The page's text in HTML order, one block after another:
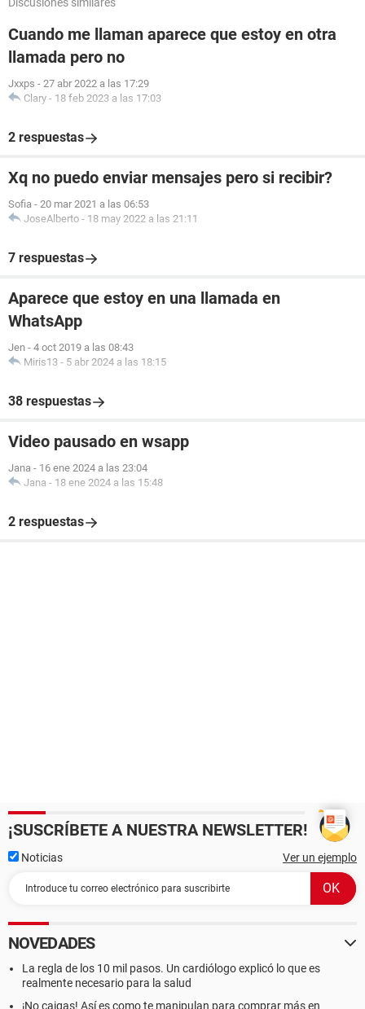
Cuando me llaman aparece que estoy en otra
llamada pero no
Jxxps - 27 abr 2022 a las 17:29
Clary - 18 feb 2023 a las 17:03
2 respuestas
Xq no puedo enviar mensajes pero si recibir?
Sofia - 20 mar 2021 a las 06:53
JoseAlberto - 18 may 2022 a las 21:11
7 respuestas
Aparece que estoy en una llamada en
WhatsApp
Jen - 4 oct 2019 a las 08:43
Miris13 - 5 abr 2024 a las 18:15
38 respuestas
Video pausado en wsapp
Jana - 16 ene 2024 a las 23:04
Jana - 18 ene 2024 a las 15:48
2 respuestas
¡SUSCRÍBETE A NUESTRA NEWSLETTER!
Noticias Ver un ejemplo
NOVEDADES
La regla de los 10 mil pasos. Un cardiólogo explicó lo que es
realmente necesario para la salud
¡No caigas! Así es como te manipulan para comprar más en